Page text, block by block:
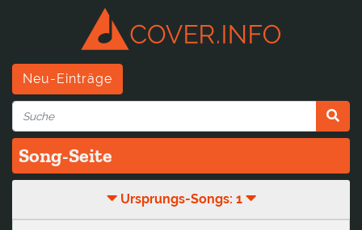
Neu-Einträge
Song-Seite
Ursprungs-Songs: 1